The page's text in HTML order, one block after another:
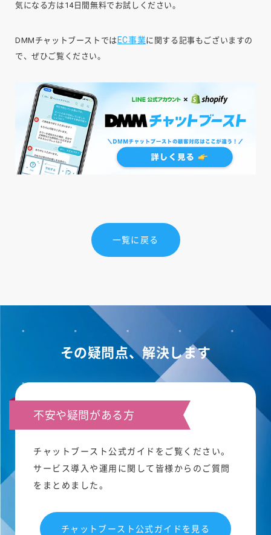
気になる方は14日間無料でお試しください。
DMMチャットブーストでは EC事業に関する記事もございますの
で、ぜひご覧ください。
一覧に戻る
その疑問点、解決します
不安や疑問がある方
チャットブースト公式ガイドをご覧ください。
サービス導入や運用に関して皆様からのご質問
をまとめました。
チャットブースト公式ガイドを見る